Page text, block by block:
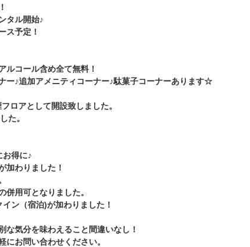
タル開始♪
ス予定！
ルコール含め全て無料！
♪追加アメニティコーナー♪駄菓子コーナーあります☆
ロアとして開設致しました。
た。
お得に♪
加わりました！
併用可となりました。
ン（宿泊)が加わりました！
な気分を味わえること間違いなし！
お問い合わせください。